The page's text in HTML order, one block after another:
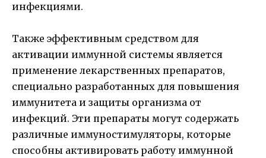
инфекциями.
Также эффективным средством для
активации иммунной системы является
применение лекарственных препаратов,
специально разработанных для повышения
иммунитета и защиты организма от
инфекций. Эти препараты могут содержать
различные иммуностимуляторы, которые
способны активировать работу иммунной